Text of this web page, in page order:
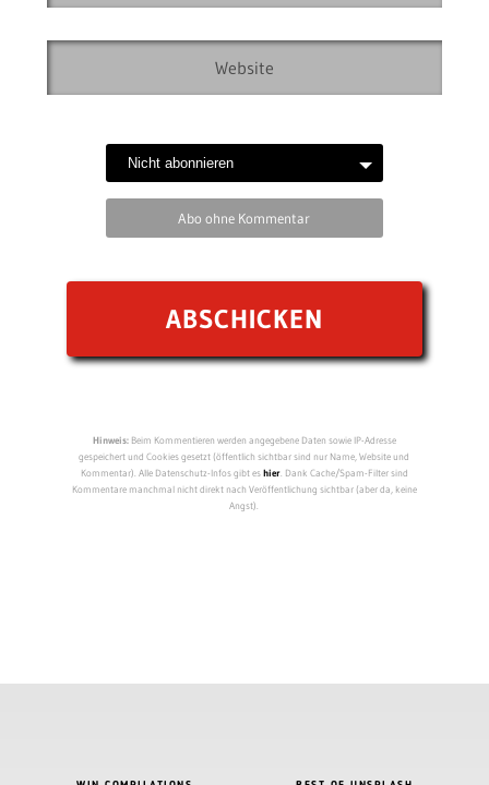
Abo ohne Kommentar
Hinweis:Beim Kommentieren werden angegebene Daten sowie IP-Adresse
gespeichert und Cookies gesetzt (öffentlich sichtbar sind nur Name, Website und
Kommentar). Alle Datenschutz-Infos gibt eshier. Dank Cache/Spam-Filter sind
Kommentare manchmal nicht direkt nach Veröffentlichung sichtbar (aber da, keine
Angst).